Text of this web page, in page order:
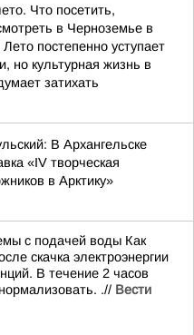
Что посетить,
в Черноземье в
Лето постепенно уступает
но культурная жизнь в
затихать
В Архангельске
«IV творческая
в Арктику»
с подачей воды Как
скачка электроэнергии
В течение 2 часов
.// Вести